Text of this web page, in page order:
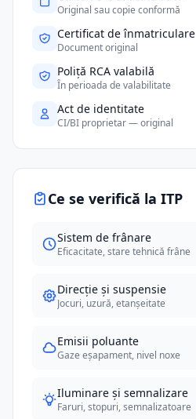
Original sau copie conformă
Certificat de înmatriculare
Document original
Poliță RCA valabilă
În perioada de valabilitate
Act de identitate
CI/BI proprietar — original
Ce se verifică la ITP
Sistem de frânare
Eficacitate, stare tehnică frâne
Direcție și suspensie
Jocuri, uzură, etanșeitate
Emisii poluante
Gaze eșapament, nivel noxe
Iluminare și semnalizare
Faruri, stopuri, semnalizatoare